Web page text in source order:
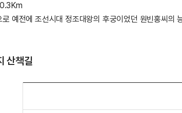
예전에 조선시대 정조대왕의 후궁이었던 원빈홍씨
산책길